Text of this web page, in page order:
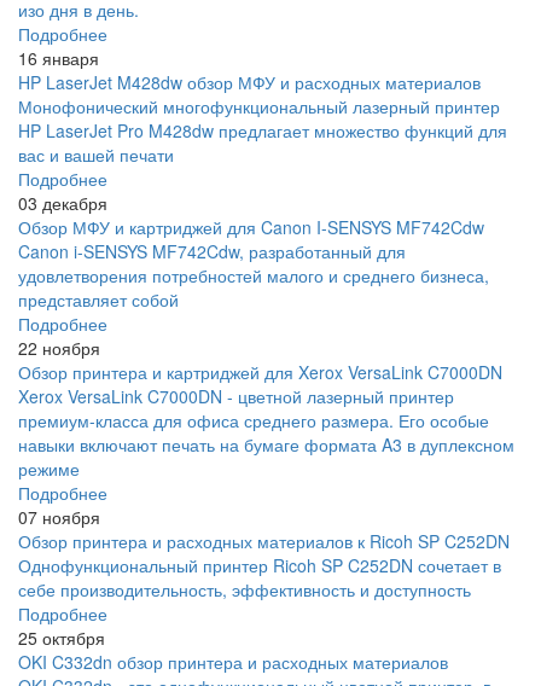
изо дня в день.
Подробнее
16 января
HP LaserJet M428dw обзор МФУ и расходных материалов
Монофонический многофункциональный лазерный принтер
HP LaserJet Pro M428dw предлагает множество функций для
вас и вашей печати
Подробнее
03 декабря
Обзор МФУ и картриджей для Canon I-SENSYS MF742Cdw
Canon i-SENSYS MF742Cdw, разработанный для
удовлетворения потребностей малого и среднего бизнеса,
представляет собой
Подробнее
22 ноября
Обзор принтера и картриджей для Xerox VersaLink C7000DN
Xerox VersaLink C7000DN - цветной лазерный принтер
премиум-класса для офиса среднего размера. Его особые
навыки включают печать на бумаге формата A3 в дуплексном
режиме
Подробнее
07 ноября
Обзор принтера и расходных материалов к Ricoh SP C252DN
Однофункциональный принтер Ricoh SP C252DN сочетает в
себе производительность, эффективность и доступность
Подробнее
25 октября
OKI C332dn обзор принтера и расходных материалов